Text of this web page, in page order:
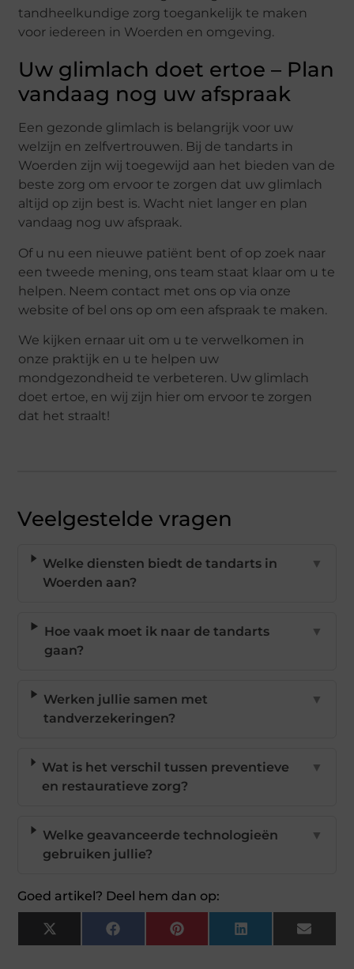
tandheelkundige zorg toegankelijk te maken
voor iedereen in Woerden en omgeving.
Uw glimlach doet ertoe – Plan
vandaag nog uw afspraak
Een gezonde glimlach is belangrijk voor uw
welzijn en zelfvertrouwen. Bij de tandarts in
Woerden zijn wij toegewijd aan het bieden van de
beste zorg om ervoor te zorgen dat uw glimlach
altijd op zijn best is. Wacht niet langer en plan
vandaag nog uw afspraak.
Of u nu een nieuwe patiënt bent of op zoek naar
een tweede mening, ons team staat klaar om u te
helpen. Neem contact met ons op via onze
website of bel ons op om een afspraak te maken.
We kijken ernaar uit om u te verwelkomen in
onze praktijk en u te helpen uw
mondgezondheid te verbeteren. Uw glimlach
doet ertoe, en wij zijn hier om ervoor te zorgen
dat het straalt!
Veelgestelde vragen
Welke diensten biedt de tandarts in
Woerden aan?
▼
Hoe vaak moet ik naar de tandarts
gaan?
▼
Werken jullie samen met
tandverzekeringen?
▼
Wat is het verschil tussen preventieve
en restauratieve zorg?
▼
Welke geavanceerde technologieën
gebruiken jullie?
▼
Goed artikel? Deel hem dan op:
X
(Twitter)
FacebookPinterestLinkedIn Email